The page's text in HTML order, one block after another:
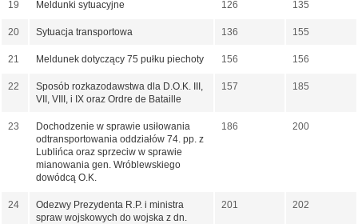
19 Meldunki sytuacyjne 126 135
20 Sytuacja transportowa 136 155
21 Meldunek dotyczący 75 pułku piechoty 156 156
22
Sposób rozkazodawstwa dla D.O.K. III,
VII, VIII, i IX oraz Ordre de Bataille
157 185
23
Dochodzenie w sprawie usiłowania
odtransportowania oddziałów 74. pp. z
Lublińca oraz sprzeciw w sprawie
mianowania gen. Wróblewskiego
dowódcą O.K.
186 200
24
Odezwy Prezydenta R.P. i ministra
spraw wojskowych do wojska z dn.
201 202